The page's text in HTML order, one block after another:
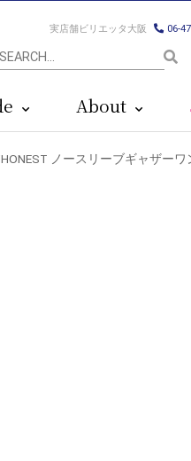
実店舗ビリエッタ大阪 06-
About
ノースリーブギャザーワ